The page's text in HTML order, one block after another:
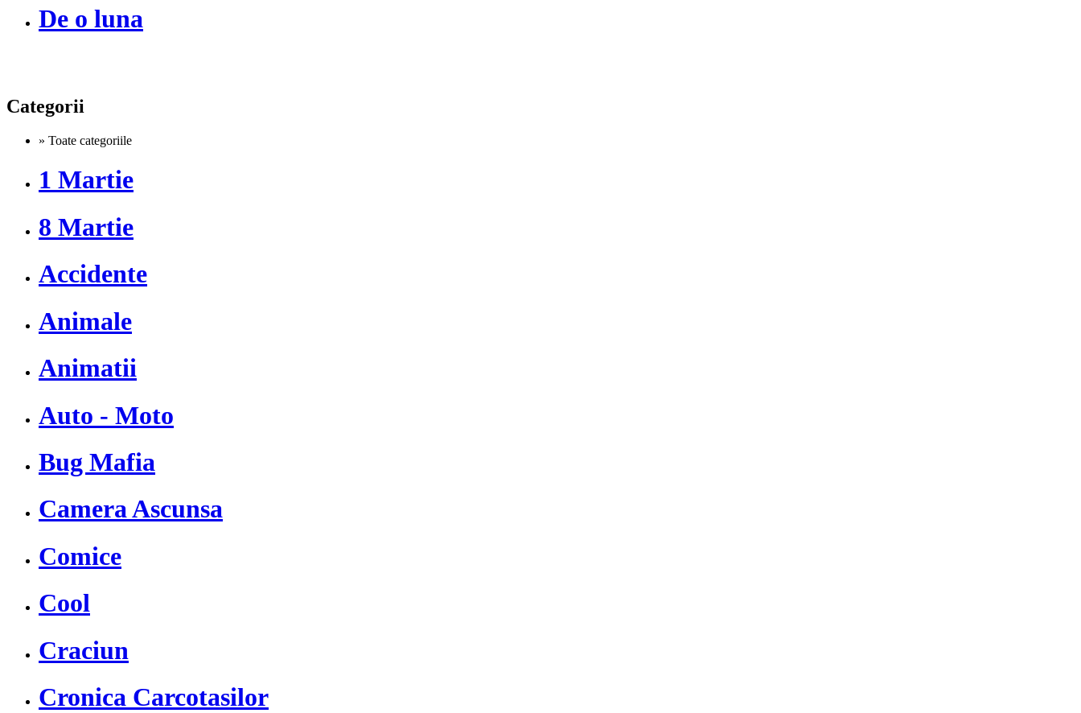
De o luna
Categorii
» Toate categoriile
1 Martie
8 Martie
Accidente
Animale
Animatii
Auto - Moto
Bug Mafia
Camera Ascunsa
Comice
Cool
Craciun
Cronica Carcotasilor